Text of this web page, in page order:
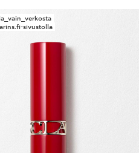
sivustolla